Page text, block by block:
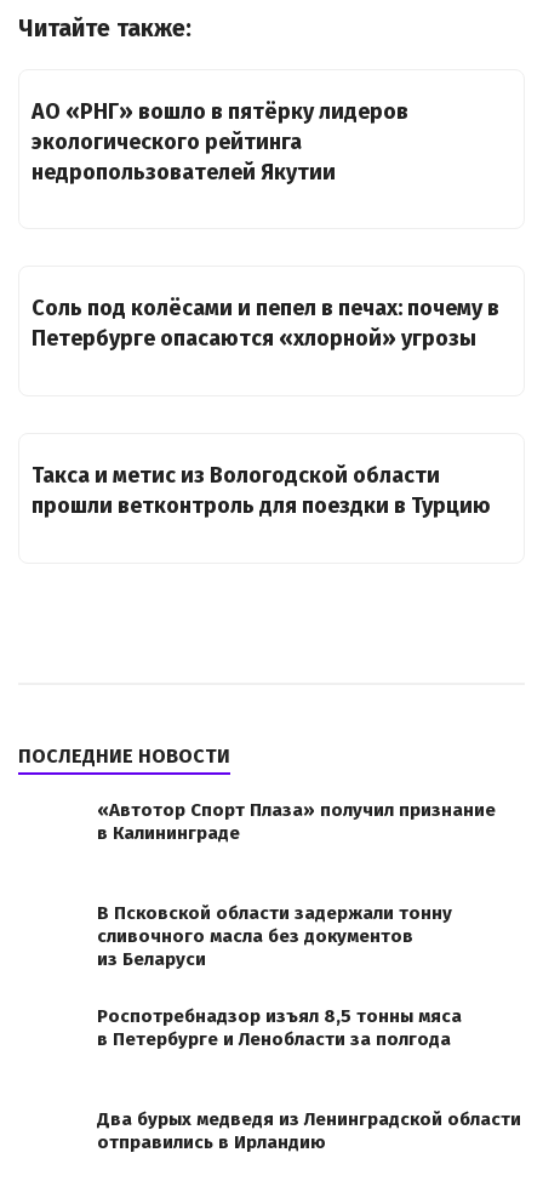
Читайте также:
АО «РНГ» вошло в пятёрку лидеров
экологического рейтинга
недропользователей Якутии
Соль под колёсами и пепел в печах: почему в
Петербурге опасаются «хлорной» угрозы
Такса и метис из Вологодской области
прошли ветконтроль для поездки в Турцию
ПОСЛЕДНИЕ НОВОСТИ
«Автотор Спорт Плаза» получил признание
в Калининграде
В Псковской области задержали тонну
сливочного масла без документов
из Беларуси
Роспотребнадзор изъял 8,5 тонны мяса
в Петербурге и Ленобласти за полгода
Два бурых медведя из Ленинградской области
отправились в Ирландию